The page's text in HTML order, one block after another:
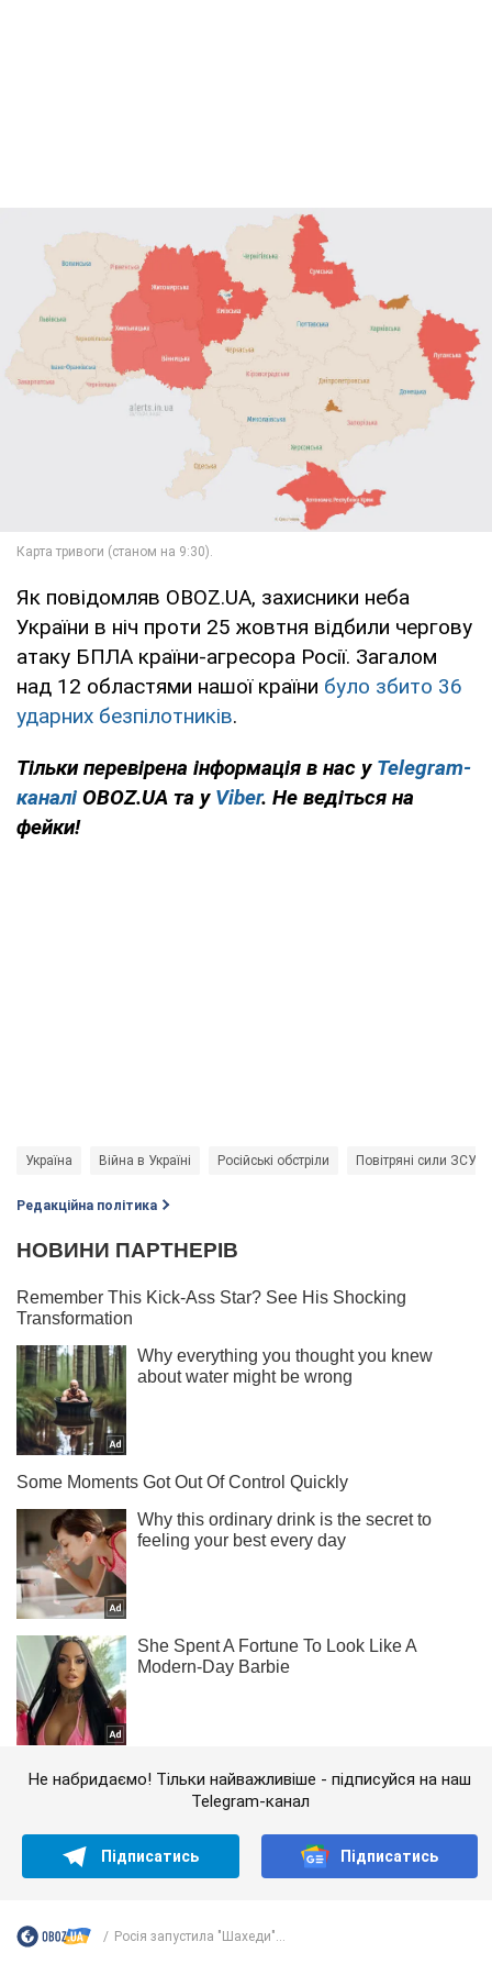
Як повідомляв OBOZ.UA, захисники неба
України в ніч проти 25 жовтня відбили чергову
атаку БПЛА країни-агресора Росії. Загалом
над 12 областями нашої країни було збито 36
ударних безпілотників.
Тільки перевірена інформація в нас у Telegram-
каналі OBOZ.UA та у Viber. Не ведіться на
фейки!
Україна Війна в Україні Російські обстріли Повітряні сили ЗСУ
Редакційна політика
Не набридаємо! Тільки найважливіше - підписуйся на наш
Telegram-канал
Підписатись Підписатись
Росія запустила "Шахеди"...